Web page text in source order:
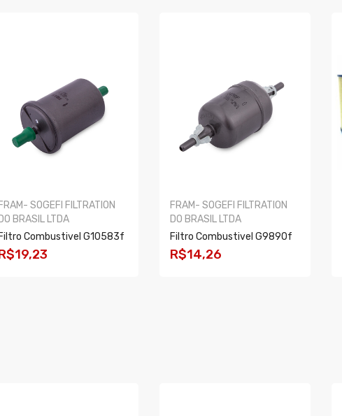
FRAM- SOGEFI FILTRATION
DO BRASIL LTDA
Filtro Combustivel G10583f
FRAM- SOGEFI FILTRATION
DO BRASIL LTDA
Filtro Combustivel G9890f
R$14,26